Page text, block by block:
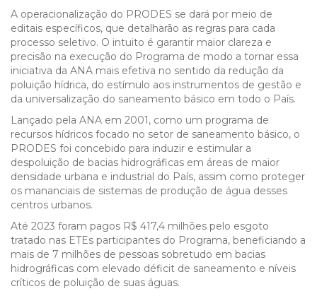
A operacionalização do PRODES se dará por meio de
editais específicos, que detalharão as regras para cada
processo seletivo. O intuito é garantir maior clareza e
precisão na execução do Programa de modo a tornar essa
iniciativa da ANA mais efetiva no sentido da redução da
poluição hídrica, do estímulo aos instrumentos de gestão e
da universalização do saneamento básico em todo o País.
Lançado pela ANA em 2001, como um programa de
recursos hídricos focado no setor de saneamento básico, o
PRODES foi concebido para induzir e estimular a
despoluição de bacias hidrográficas em áreas de maior
densidade urbana e industrial do País, assim como proteger
os mananciais de sistemas de produção de água desses
centros urbanos.
Até 2023 foram pagos R$ 417,4 milhões pelo esgoto
tratado nas ETEs participantes do Programa, beneficiando a
mais de 7 milhões de pessoas sobretudo em bacias
hidrográficas com elevado déficit de saneamento e níveis
críticos de poluição de suas águas.